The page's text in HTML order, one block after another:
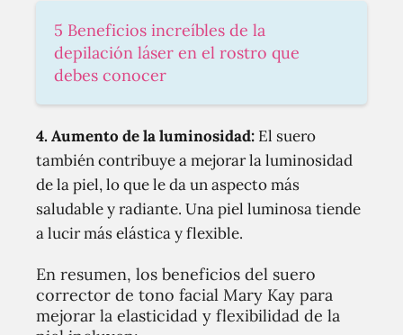
5 Beneficios increíbles de la
depilación láser en el rostro que
debes conocer
4. Aumento de la luminosidad: El suero
también contribuye a mejorar la luminosidad
de la piel, lo que le da un aspecto más
saludable y radiante. Una piel luminosa tiende
a lucir más elástica y flexible.
En resumen, los beneficios del suero
corrector de tono facial Mary Kay para
mejorar la elasticidad y flexibilidad de la